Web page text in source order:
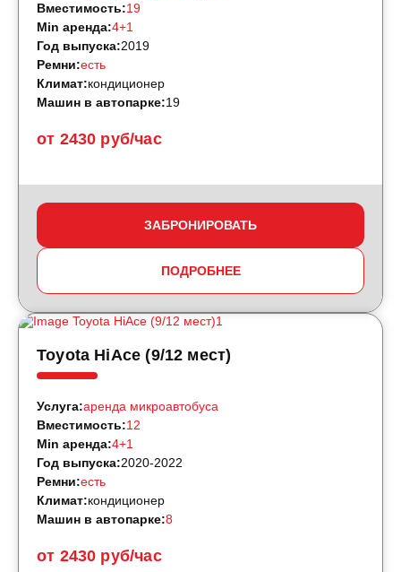
от 2430 руб/час
Вместимость:19
Min аренда:4+1
Год выпуска:2019
Ремни:есть
Климат:кондиционер
Машин в автопарке:19
ЗАБРОНИРОВАТЬ
ПОДРОБНЕЕ
Toyota HiAce (9/12 мест)
от 2430 руб/час
Услуга:аренда микроавтобуса
Вместимость:12
Min аренда:4+1
Год выпуска:2020-2022
Ремни:есть
Климат:кондиционер
Машин в автопарке:8